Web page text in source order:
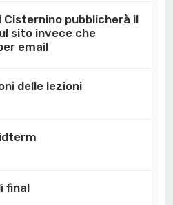
Cisternino pubblicherà il
sito invece che
email
delle lezioni
final